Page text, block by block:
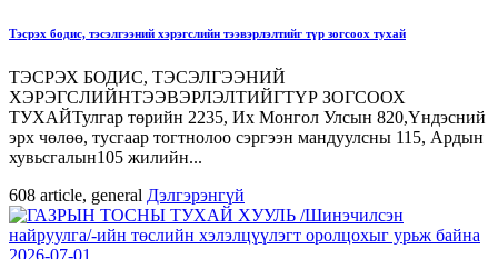
Тэсрэх бодис, тэсэлгээний хэрэгслийн тээвэрлэлтийг түр зогсоох тухай
ТЭСРЭХ БОДИС, ТЭСЭЛГЭЭНИЙ
ХЭРЭГСЛИЙНТЭЭВЭРЛЭЛТИЙГТҮР ЗОГСООХ
ТУХАЙТулгар төрийн 2235, Их Монгол Улсын 820,Үндэсний
эрх чөлөө, тусгаар тогтнолоо сэргээн мандуулсны 115, Ардын
хувьсгалын105 жилийн...
608 article, general Дэлгэрэнгүй